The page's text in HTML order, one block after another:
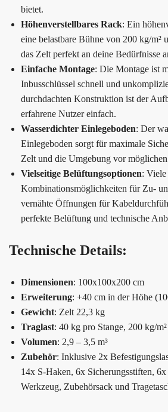
bietet.
Höhenverstellbares Rack: Ein
eine belastbare Bühne von 200 kg/m²
das Zelt perfekt an deine Bedürfnisse
Einfache Montage: Die Montage ist
Inbusschlüssel schnell und
durchdachten Konstruktion ist der
erfahrene Nutzer einfach.
Wasserdichter Einlegeboden: Der
Einlegeboden sorgt für maximale
Zelt und die Umgebung vor
Vielseitige Belüftungsoptionen: Viele
Kombinationsmöglichkeiten für Zu-
vernähte Öffnungen für
perfekte Belüftung und technische
Technische Details:
Dimensionen: 100x100x200 cm
Erweiterung: +40 cm in der Höhe
Gewicht: Zelt 22,3 kg
Traglast: 40 kg pro Stange, 200 kg/m²
Volumen: 2,9 – 3,5 m³
Zubehör: Inklusive 2x
14x S-Haken, 6x Sicherungsstiften,
Werkzeug, Zubehörsack und